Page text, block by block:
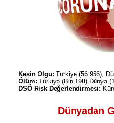
Kesin Olgu: Türkiye (56.956),
Ölüm: Türkiye (Bin 198) Dünya
DSÖ Risk Değerlendirmesi:
Dünyadan